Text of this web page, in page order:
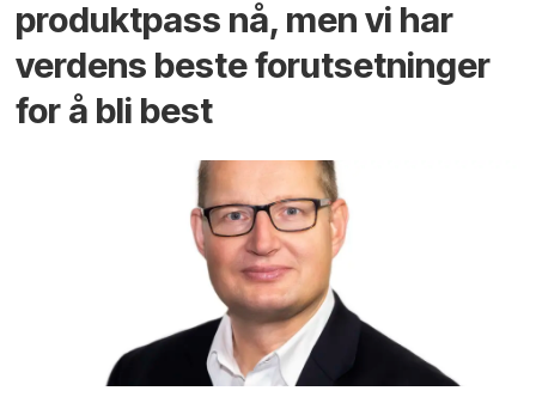
produktpass nå, men vi har
verdens beste forutsetninger
for å bli best